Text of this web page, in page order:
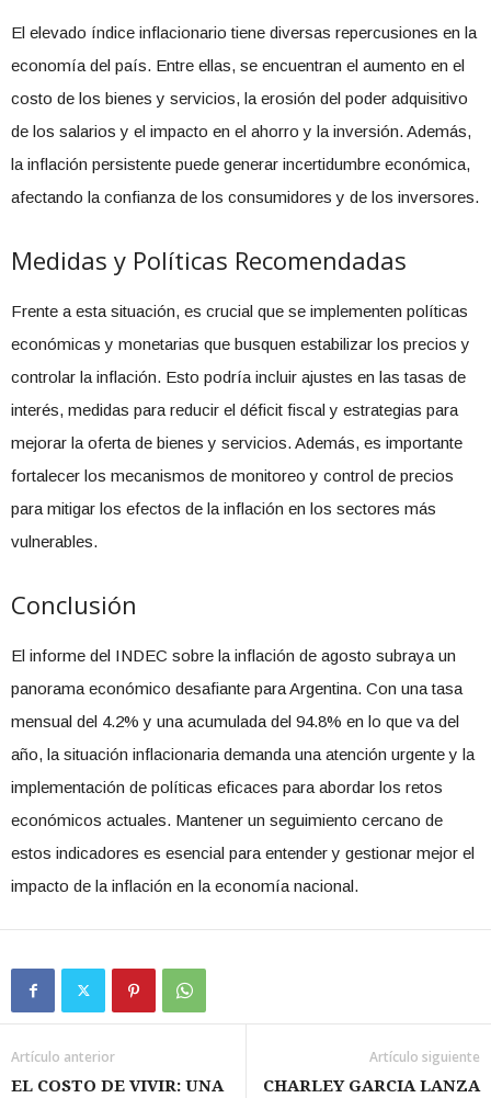
El elevado índice inflacionario tiene diversas repercusiones en la
economía del país. Entre ellas, se encuentran el aumento en el
costo de los bienes y servicios, la erosión del poder adquisitivo
de los salarios y el impacto en el ahorro y la inversión. Además,
la inflación persistente puede generar incertidumbre económica,
afectando la confianza de los consumidores y de los inversores.
Medidas y Políticas Recomendadas
Frente a esta situación, es crucial que se implementen políticas
económicas y monetarias que busquen estabilizar los precios y
controlar la inflación. Esto podría incluir ajustes en las tasas de
interés, medidas para reducir el déficit fiscal y estrategias para
mejorar la oferta de bienes y servicios. Además, es importante
fortalecer los mecanismos de monitoreo y control de precios
para mitigar los efectos de la inflación en los sectores más
vulnerables.
Conclusión
El informe del INDEC sobre la inflación de agosto subraya un
panorama económico desafiante para Argentina. Con una tasa
mensual del 4.2% y una acumulada del 94.8% en lo que va del
año, la situación inflacionaria demanda una atención urgente y la
implementación de políticas eficaces para abordar los retos
económicos actuales. Mantener un seguimiento cercano de
estos indicadores es esencial para entender y gestionar mejor el
impacto de la inflación en la economía nacional.
Artículo anterior
EL COSTO DE VIVIR: UNA
Artículo siguiente
CHARLEY GARCIA LANZA